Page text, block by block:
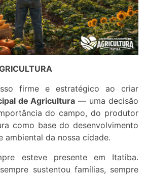
firme e estratégico ao criar
de Agricultura — uma decisão
do campo, do produtor
como base do desenvolvimento
ambiental da nossa cidade.
esteve presente em Itatiba.
sustentou famílias, sempre